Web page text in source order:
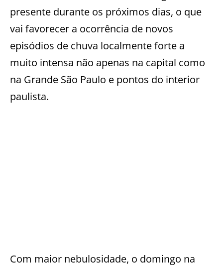
presente durante os próximos dias, o que
vai favorecer a ocorrência de novos
episódios de chuva localmente forte a
muito intensa não apenas na capital como
na Grande São Paulo e pontos do interior
paulista.
Com maior nebulosidade, o domingo na